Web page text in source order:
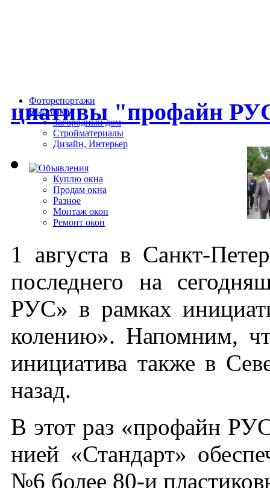
Фоторепортажи
Выставки
Загородный дом
Стройматериалы
Дизайн, Интерьер
Куплю окна
Продам окна
Разное
Монтаж окон
Ремонт окон
ци­ати­вы "про­файн
1 ав­густа в Санкт-
пос­ледне­го на
РУС» в рам­ках
коле­нию». На­пом­ним,
ини­ци­ати­ва так­же в
на­зад.
В этот раз «про­файн
ни­ей «Стан­дарт»
№6 бо­лее 80-и